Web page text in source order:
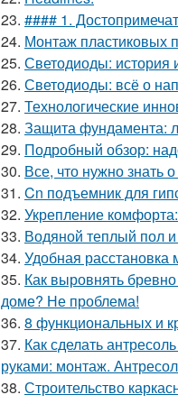
23. #### 1.
24. Монтаж пластиковых
25. Светодиоды: история
26. Светодиоды: всё о
27. Технологические
28. Защита фундамента:
29. Подробный обзор:
30. Все, что нужно знать
31. Cn подъемник для
32. Укрепление
33. Водяной теплый пол
34. Удобная расстановка
35. Как выровнять
доме? Не проблема!
36. 8 функциональных и
37. Как сделать
руками: монтаж.
38. Строительство